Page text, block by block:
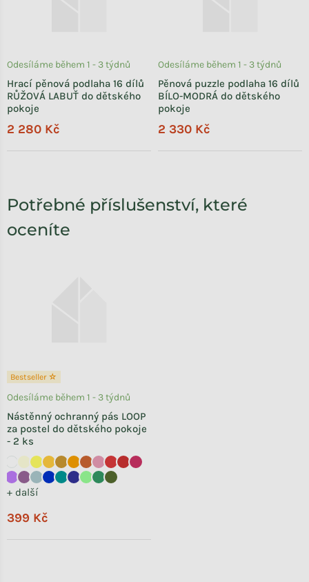
Hrací pěnová podlaha 16 dílů
RŮŽOVÁ LABUŤ do dětského
pokoje
Odesíláme během 1 - 3 týdnů
2 280 Kč
Pěnová puzzle podlaha 16 dílů
BÍLO-MODRÁ do dětského
pokoje
Odesíláme během 1 - 3 týdnů
2 330 Kč
Potřebné příslušenství, které
oceníte
Bestseller ☆
Nástěnný ochranný pás LOOP
za postel do dětského pokoje
- 2 ks
+ další
Odesíláme během 1 - 3 týdnů
399 Kč